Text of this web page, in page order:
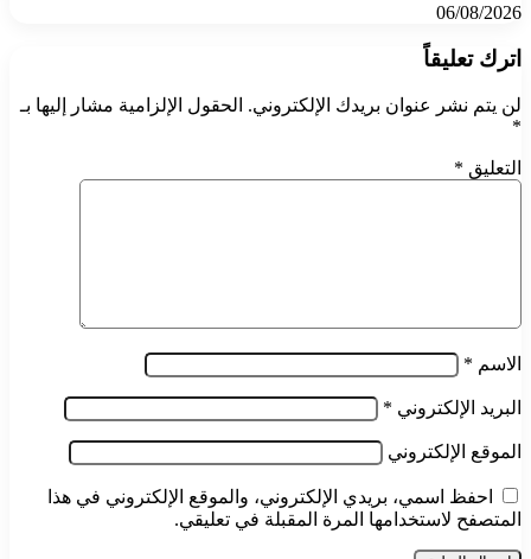
06/08/2026
اترك تعليقاً
لن يتم نشر عنوان بريدك الإلكتروني. الحقول الإلزامية مشار إليها بـ
*
التعليق *
الاسم *
البريد الإلكتروني *
الموقع الإلكتروني
احفظ اسمي، بريدي الإلكتروني، والموقع الإلكتروني في هذا
المتصفح لاستخدامها المرة المقبلة في تعليقي.